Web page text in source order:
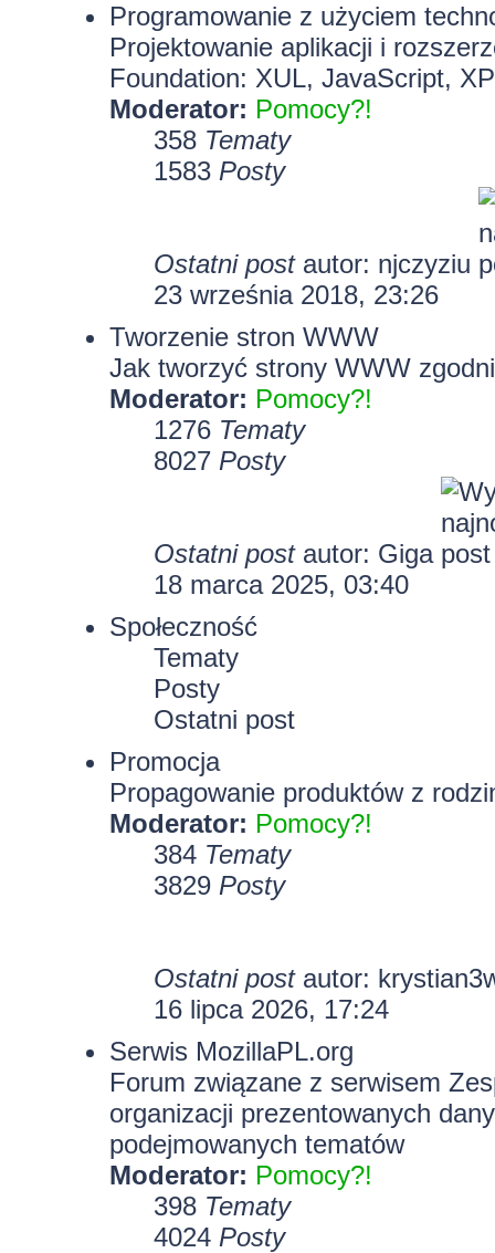
Programowanie z użyciem
Projektowanie aplikacji i
Foundation: XUL, JavaScript,
Moderator: Pomocy?!
358 Tematy
1583 Posty
Ostatni postautor: njczyziu
23 września 2018, 23:26
Tworzenie stron WWW
Jak tworzyć strony WWW
Moderator: Pomocy?!
1276 Tematy
8027 Posty
Ostatni postautor: Giga
18 marca 2025, 03:40
Społeczność
Tematy
Posty
Ostatni post
Promocja
Propagowanie produktów z
Moderator: Pomocy?!
384 Tematy
3829 Posty
Ostatni postautor:
16 lipca 2026, 17:24
Serwis MozillaPL.org
Forum związane z serwisem
organizacji prezentowanych
podejmowanych tematów
Moderator: Pomocy?!
398 Tematy
4024 Posty